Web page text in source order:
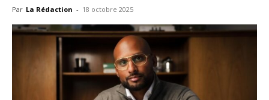
Par La Rédaction - 18 octobre 2025